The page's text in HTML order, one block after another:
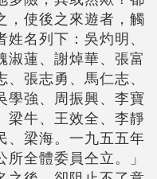
，使後之來遊者，觸
名列下：吳灼明、
淑蓮、謝焯華、張富
張志勇、馬仁志、
學強、周振興、李寶
梁牛、王效全、李靜
、梁海。一九五五年
全體委員仝立。」